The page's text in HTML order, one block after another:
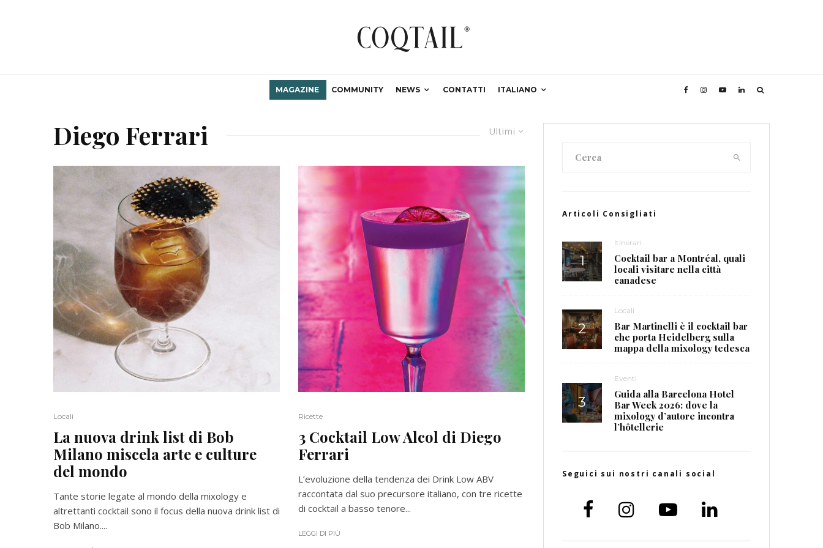
MAGAZINE COMMUNITY NEWS CONTATTI ITALIANO
Ultimi
Diego Ferrari
Locali
La nuova drink list di Bob
Milano miscela arte e culture
del mondo
Tante storie legate al mondo della mixology e
altrettanti cocktail sono il focus della nuova drink list di
Bob Milano....
Ricette
3 Cocktail Low Alcol di Diego
Ferrari
L’evoluzione della tendenza dei Drink Low ABV
raccontata dal suo precursore italiano, con tre ricette
di cocktail a basso tenore...
LEGGI DI PIÙ
Articoli Consigliati
Itinerari
Cocktail bar a Montréal, quali
locali visitare nella città
canadese
Locali
Bar Martinelli è il cocktail bar
che porta Heidelberg sulla
mappa della mixology tedesca
Eventi
Guida alla Barcelona Hotel
Bar Week 2026: dove la
mixology d’autore incontra
l’hôtellerie
Seguici sui nostri canali social